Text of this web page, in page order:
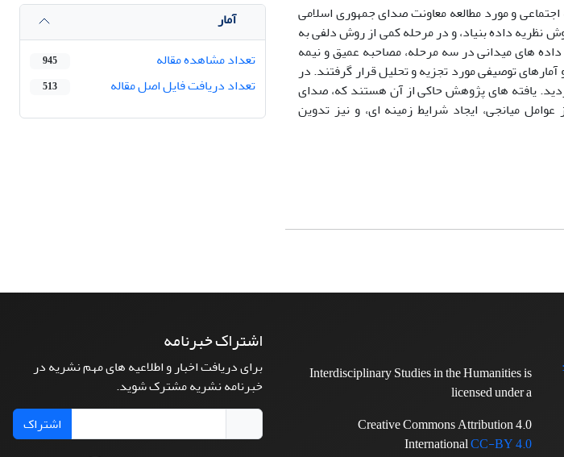
و مورد مطالعه معاونت صدای جمهوری اسلامی
نظریه داده بنیاد، و در مرحله کمی از روش دلفی به
های میدانی در سه مرحله، مصاحبه عمیق و نیمه
توصیفی مورد تجزیه و تحلیل قرار گرفتند. در
یافته های پژوهش حاکی از آن هستند که، صدای
میانجی، ایجاد شرایط زمینه ای، و نیز تدوین
آمار
تعداد مشاهده مقاله
945
تعداد دریافت فایل اصل مقاله 513
Interdisciplinary Studies in the Humanities is
licensed under a
Creative Commons Attribution 4.0
InternationalCC-BY 4.0
اشتراک خبرنامه
برای دریافت اخبار و اطلاعیه های مهم نشریه در
خبرنامه نشریه مشترک شوید.
اشتراک